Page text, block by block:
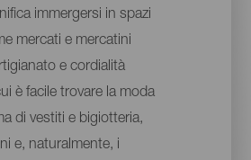
immergersi in spazi
mercati e mercatini
e cordialità
è facile trovare la moda
di vestiti e bigiotteria,
e, naturalmente, i